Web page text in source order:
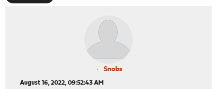
Snobs
August 16, 2022, 09:52:43 AM